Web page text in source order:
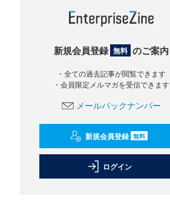
新規会員登録 無料 のご案内
・全ての過去記事が閲覧できます
・会員限定メルマガを受信できます
メールバックナンバー
新規会員登録 無料
ログイン